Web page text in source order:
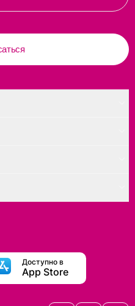
Доступно в
App Store